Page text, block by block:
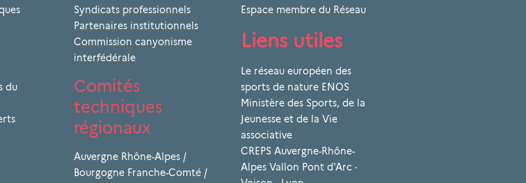
du
Syndicats professionnels
Partenaires institutionnels
Commission canyonisme
interfédérale
Comités
techniques
régionaux
Auvergne Rhône-Alpes /
Bourgogne Franche-Comté /
Espace membre du Réseau
Liens utiles
Le réseau européen des
sports de nature ENOS
Ministère des Sports, de la
Jeunesse et de la Vie
associative
CREPS Auvergne-Rhône-
Alpes Vallon Pont d'Arc ·